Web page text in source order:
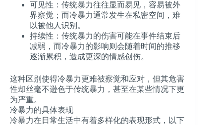
可见性 ：传统暴力往往显而易见，容易被外
界察觉；而冷暴力通常发生在私密空间，难
以被他人识别。
持续性 ：传统暴力的伤害可能在事件结束后
减弱，而冷暴力的影响则会随着时间的推移
逐渐累积，造成更深的情感创伤。
这种区别使得冷暴力更难被察觉和应对，但其危害
性却丝毫不逊色于传统暴力，甚至在某些情况下更
为严重。
冷暴力的具体表现
冷暴力在日常生活中有着多样化的表现形式，以下